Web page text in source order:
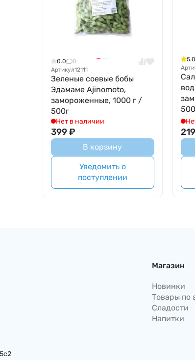
0.0
0
Артикул12111
Зеленые соевые бобы
Эдамаме Ajinomoto,
замороженные, 1000 г /
500г
Нет в наличии
399₽
В корзину
Уведомить о
поступлении
219
Магазин
Новинки
Товары по
Сладости
Напитки